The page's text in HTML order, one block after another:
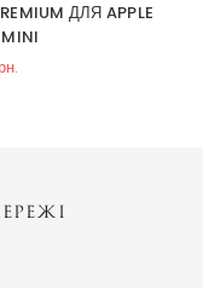
ДЛЯ APPLE
MINI